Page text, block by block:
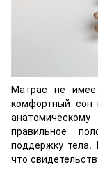
Матрас не
комфортный сон
правильное
поддержку тела.
что